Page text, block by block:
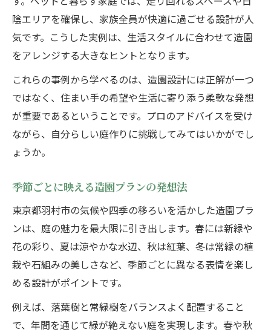
陰エリアを確保し、家族全員が快適に過ごせる設計が人
気です。こうした実例は、生活スタイルに合わせて造園
をアレンジする大きなヒントとなります。
これらの事例から学べるのは、造園設計には正解が一つ
ではなく、住まい手の希望や生活に寄り添う柔軟な発想
が重要であるということです。プロのアドバイスを受け
ながら、自分らしい庭作りに挑戦してみてはいかがでし
ょうか。
季節ごとに映える造園プランの発想法
東京都羽村市の気候や四季の移ろいを活かした造園プラ
ンは、庭の魅力を最大限に引き出します。春には新緑や
花の彩り、夏は涼やかな水辺、秋は紅葉、冬は常緑の植
栽や石組みの美しさなど、季節ごとに異なる表情を楽し
める設計がポイントです。
例えば、落葉樹と常緑樹をバランスよく配置すること
で、年間を通じて緑が絶えない庭を実現します。春や秋